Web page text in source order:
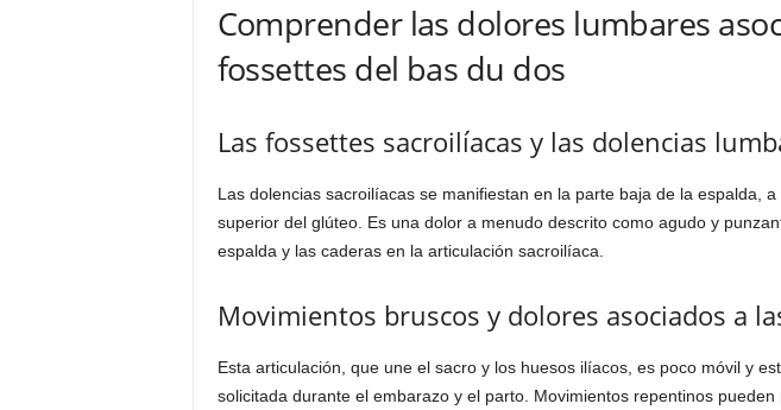
Comprender las dolores lumbares
fossettes del bas du dos
Las fossettes sacroilíacas y las dolencias
Las dolencias sacroilíacas se manifiestan en la parte baja de la espalda,
superior del glúteo. Es una dolor a menudo descrito como agudo y
espalda y las caderas en la articulación sacroilíaca.
Movimientos bruscos y dolores asociados a
Esta articulación, que une el sacro y los huesos ilíacos, es poco móvil y
solicitada durante el embarazo y el parto. Movimientos repentinos